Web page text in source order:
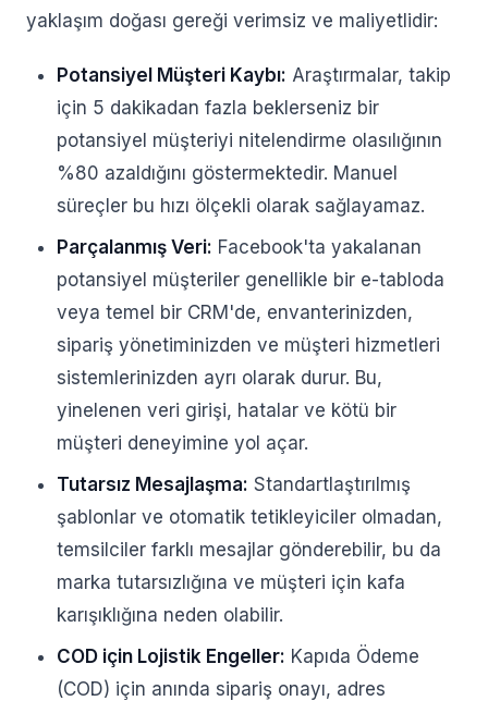
yaklaşım doğası gereği verimsiz ve maliyetlidir:
Potansiyel Müşteri Kaybı: Araştırmalar, takip
için 5 dakikadan fazla beklerseniz bir
potansiyel müşteriyi nitelendirme olasılığının
%80 azaldığını göstermektedir. Manuel
süreçler bu hızı ölçekli olarak sağlayamaz.
Parçalanmış Veri: Facebook'ta yakalanan
potansiyel müşteriler genellikle bir e-tabloda
veya temel bir CRM'de, envanterinizden,
sipariş yönetiminizden ve müşteri hizmetleri
sistemlerinizden ayrı olarak durur. Bu,
yinelenen veri girişi, hatalar ve kötü bir
müşteri deneyimine yol açar.
Tutarsız Mesajlaşma: Standartlaştırılmış
şablonlar ve otomatik tetikleyiciler olmadan,
temsilciler farklı mesajlar gönderebilir, bu da
marka tutarsızlığına ve müşteri için kafa
karışıklığına neden olabilir.
COD için Lojistik Engeller: Kapıda Ödeme
(COD) için anında sipariş onayı, adres